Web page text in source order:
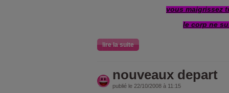
vous maigrissez
le corp ne
lire la suite
nouveaux depart
publié le 22/10/2008 à 11:15